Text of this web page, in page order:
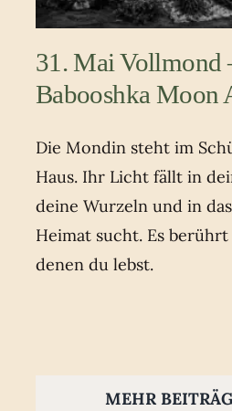
31. Mai Vollmond
Babooshka Moon
Die Mondin steht im
Haus. Ihr Licht fällt in
deine Wurzeln und in
Heimat sucht. Es berührt
denen du lebst.
MEHR